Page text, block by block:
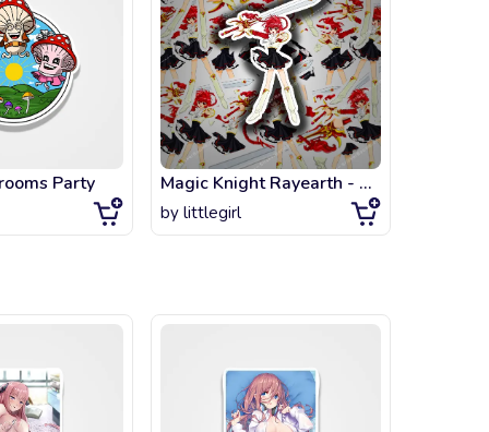
Party Magic Knight Rayearth - Hikaru Shidou
by littlegirl